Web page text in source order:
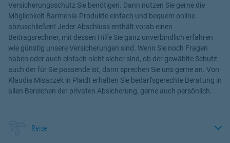
Versicherungsschutz Sie benötigen. Dann nutzen Sie gerne die
Möglichkeit Barmenia-Produkte einfach und bequem online
abzuschließen! Jeder Abschluss enthält vorab einen
Beitragsrechner, mit dessen Hilfe Sie ganz unverbindlich erfahren
wie günstig unsere Versicherungen sind. Wenn Sie noch Fragen
haben oder auch einfach nicht sicher sind, ob der gewählte Schutz
auch der für Sie passende ist, dann sprechen Sie uns gerne an. Von
Klaudia Misaczek in Plaidt erhalten Sie bedarfsgerechte Beratung in
allen Bereichen der privaten Absicherung, gerne auch persönlich.
Reise